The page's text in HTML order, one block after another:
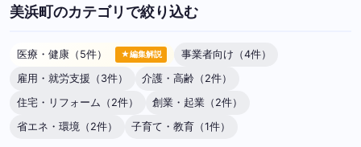
美浜町のカテゴリで絞り込む
医療・健康（5件） ★編集解説
事業者向け（4件）
雇用・就労支援（3件）
介護・高齢（2件）
住宅・リフォーム（2件）
創業・起業（2件）
省エネ・環境（2件）
子育て・教育（1件）